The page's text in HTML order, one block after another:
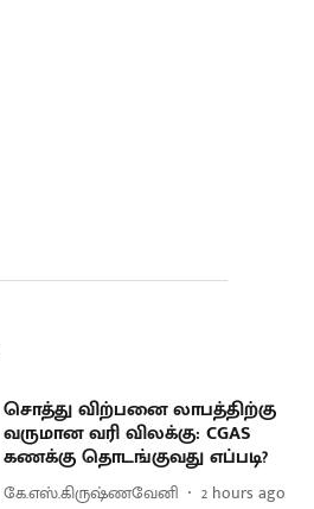
சொத்து விற்பனை லாபத்திற்கு
வருமான வரி விலக்கு: CGAS
கணக்கு தொடங்குவது எப்படி?
கே.எஸ்.கிருஷ்ணவேனி 2 hours ago